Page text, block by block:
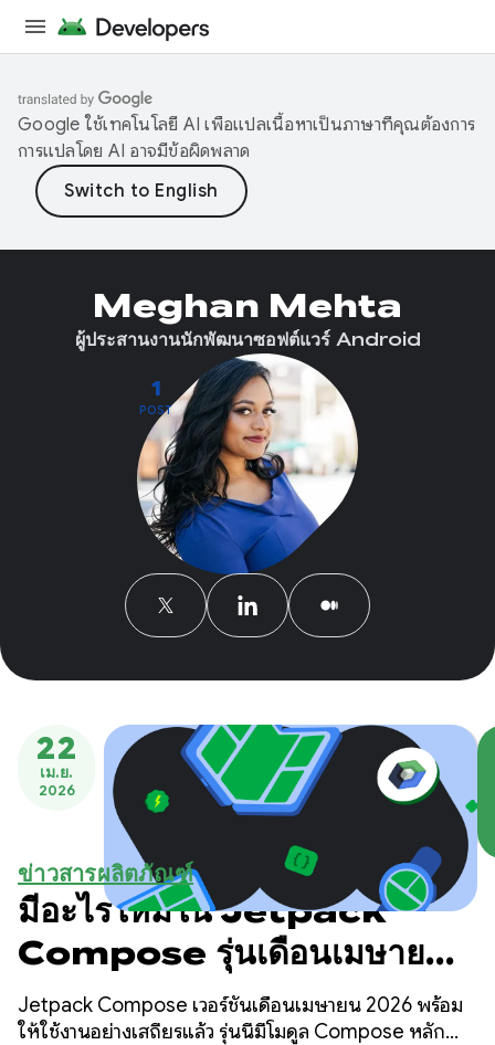
Google ใช้เทคโนโลยี AI เพื่อแปลเนื้อหาเป็นภาษาที่คุณต้องการ
การแปลโดย AI อาจมีข้อผิดพลาด
1
POST
Meghan Mehta
ผู้ประสานงานนักพัฒนาซอฟต์แวร์ Android
22
เม.ย.
2026
ข่าวสารผลิตภัณฑ์
มีอะไรใหม่ใน Jetpack
Compose รุ่นเดือนเมษายน
2026
Jetpack Compose เวอร์ชันเดือนเมษายน 2026 พร้อม
ให้ใช้งานอย่างเสถียรแล้ว รุ่นนี้มีโมดูล Compose หลัก